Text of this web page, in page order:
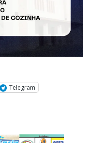
Telegram